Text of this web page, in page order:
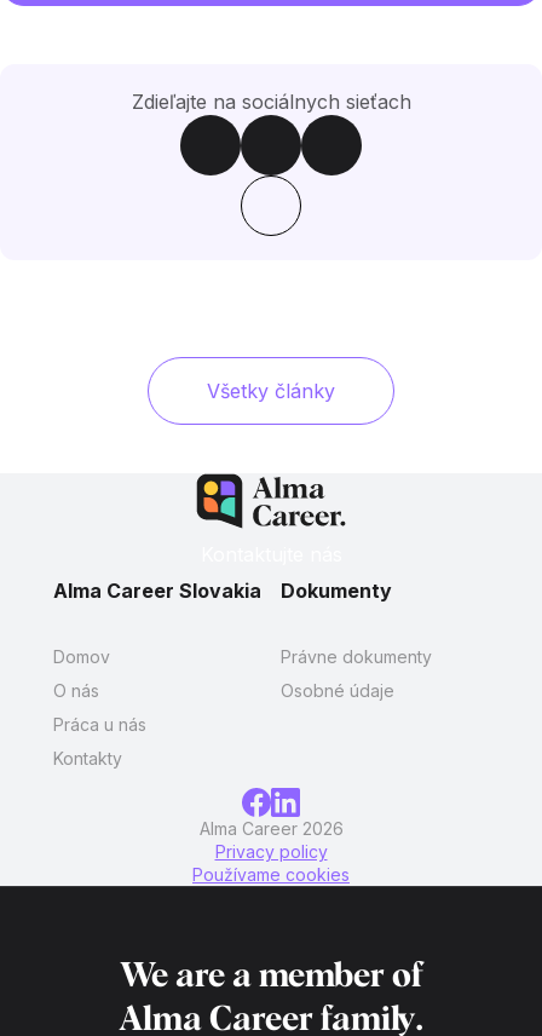
Zdieľajte na sociálnych sieťach
Všetky články
Alma Career Slovakia
Domov
O nás
Práca u nás
Kontakty
Dokumenty
Právne dokumenty
Osobné údaje
Alma Career 2026
Privacy policy
Používame cookies
We are a member of
Alma Career family.